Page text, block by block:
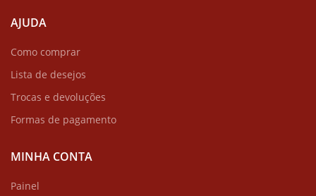
AJUDA
Como comprar
Lista de desejos
Trocas e devoluções
Formas de pagamento
MINHA CONTA
Painel